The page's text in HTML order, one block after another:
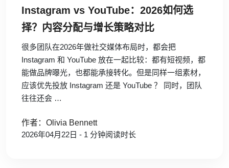
Instagram vs YouTube：2026如何选
择？内容分配与增长策略对比
很多团队在2026年做社交媒体布局时，都会把
Instagram 和 YouTube 放在一起比较：都有短视频，都
能做品牌曝光，也都能承接转化。但是同样一组素材，
应该优先投放 Instagram 还是 YouTube ？ 同时，团队
往往还会 …
作者：Olivia Bennett
2026年04月22日 - 1 分钟阅读时长